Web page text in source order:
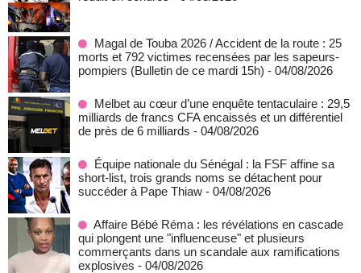
Magal de Touba 2026 / Accident de la route : 25
morts et 792 victimes recensées par les sapeurs-
pompiers (Bulletin de ce mardi 15h) - 04/08/2026
Melbet au cœur d’une enquête tentaculaire : 29,5
milliards de francs CFA encaissés et un différentiel
de près de 6 milliards - 04/08/2026
Équipe nationale du Sénégal : la FSF affine sa
short-list, trois grands noms se détachent pour
succéder à Pape Thiaw - 04/08/2026
Affaire Bébé Réma : les révélations en cascade
qui plongent une "influenceuse" et plusieurs
commerçants dans un scandale aux ramifications
explosives - 04/08/2026